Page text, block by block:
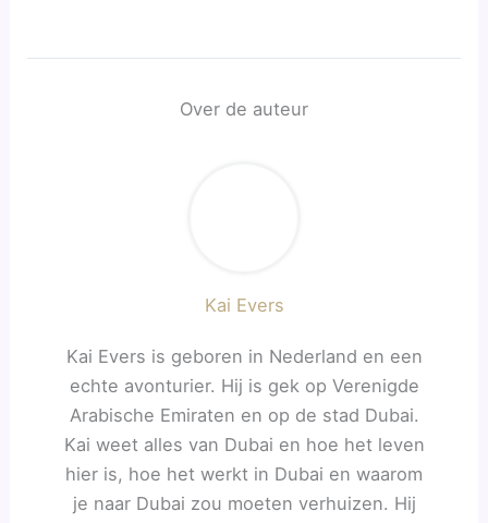
Over de auteur
Kai Evers
Kai Evers is geboren in Nederland en een
echte avonturier. Hij is gek op Verenigde
Arabische Emiraten en op de stad Dubai.
Kai weet alles van Dubai en hoe het leven
hier is, hoe het werkt in Dubai en waarom
je naar Dubai zou moeten verhuizen. Hij